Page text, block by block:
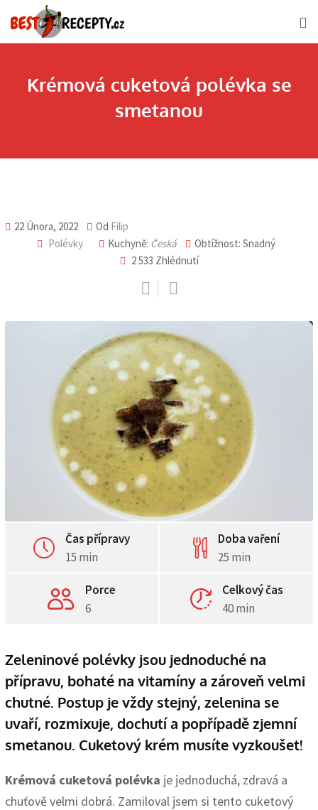
to
Krémová cuketová polévka se
smetanou
22 Února, 2022 Od Filip
Polévky
Kuchyně: Česká
Obtížnost: Snadný
2 533 Zhlédnutí
Čas přípravy
15 min
Doba vaření
25 min
Porce
6
Celkový čas
40 min
Zeleninové polévky jsou jednoduché na
přípravu, bohaté na vitamíny a zároveň velmi
chutné. Postup je vždy stejný, zelenina se
uvaří, rozmixuje, dochutí a popřípadě zjemní
smetanou. Cuketový krém musíte vyzkoušet!
Krémová cuketová polévka je jednoduchá, zdravá a
chuťově velmi dobrá. Zamiloval jsem si tento cuketový